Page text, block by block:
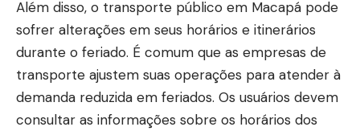
Além disso, o transporte público em Macapá pode
sofrer alterações em seus horários e itinerários
durante o feriado. É comum que as empresas de
transporte ajustem suas operações para atender à
demanda reduzida em feriados. Os usuários devem
consultar as informações sobre os horários dos